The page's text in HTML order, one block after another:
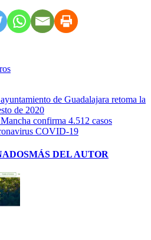
de Guadalajara retoma la
de 2020
confirma 4.512 casos
COVID-19
MÁS DEL AUTOR